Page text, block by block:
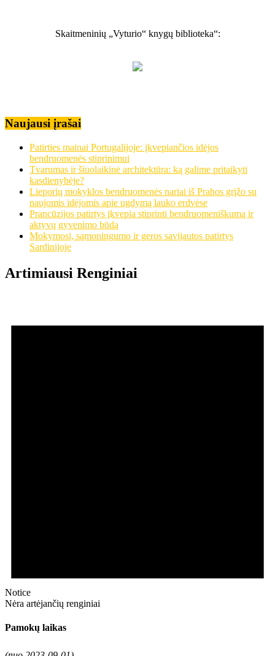
Skaitmeninių „Vyturio“ knygų biblioteka“:
Naujausi įrašai
Patirties mainai Portugalijoje: įkvepiančios idėjos
bendruomenės stiprinimui
Tvarumas ir šiuolaikinė architektūra: ką galime pritaikyti
kasdienybėje?
Lieporių mokyklos bendruomenės nariai iš Prahos grįžo su
naujomis idėjomis apie ugdymą lauko erdvėse
Prancūzijos patirtys įkvepia stiprinti bendruomeniškumą ir
aktyvų gyvenimo būdą
Mokymosi, sąmoningumo ir geros savijautos patirtys
Sardinijoje
Artimiausi Renginiai
Notice
Nėra artėjančių renginiai
Pamokų laikas